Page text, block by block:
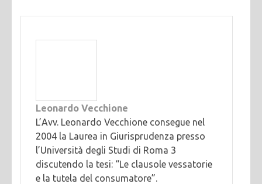
Leonardo Vecchione
L’Avv. Leonardo Vecchione consegue nel
2004 la Laurea in Giurisprudenza presso
l’Università degli Studi di Roma 3
discutendo la tesi: “Le clausole vessatorie
e la tutela del consumatore”.